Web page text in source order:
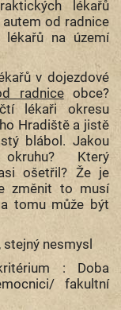
lékařů
od radnice
na území
v dojezdové
radniceobce?
lékaři okresu
Hradiště a jistě
blábol. Jakou
Který
ošetřil? Že je
změnit to musí
tomu může být
nesmysl
: Doba
fakultní